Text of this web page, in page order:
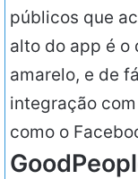
públicos que
alto do app é o
amarelo, e de
integração
como o